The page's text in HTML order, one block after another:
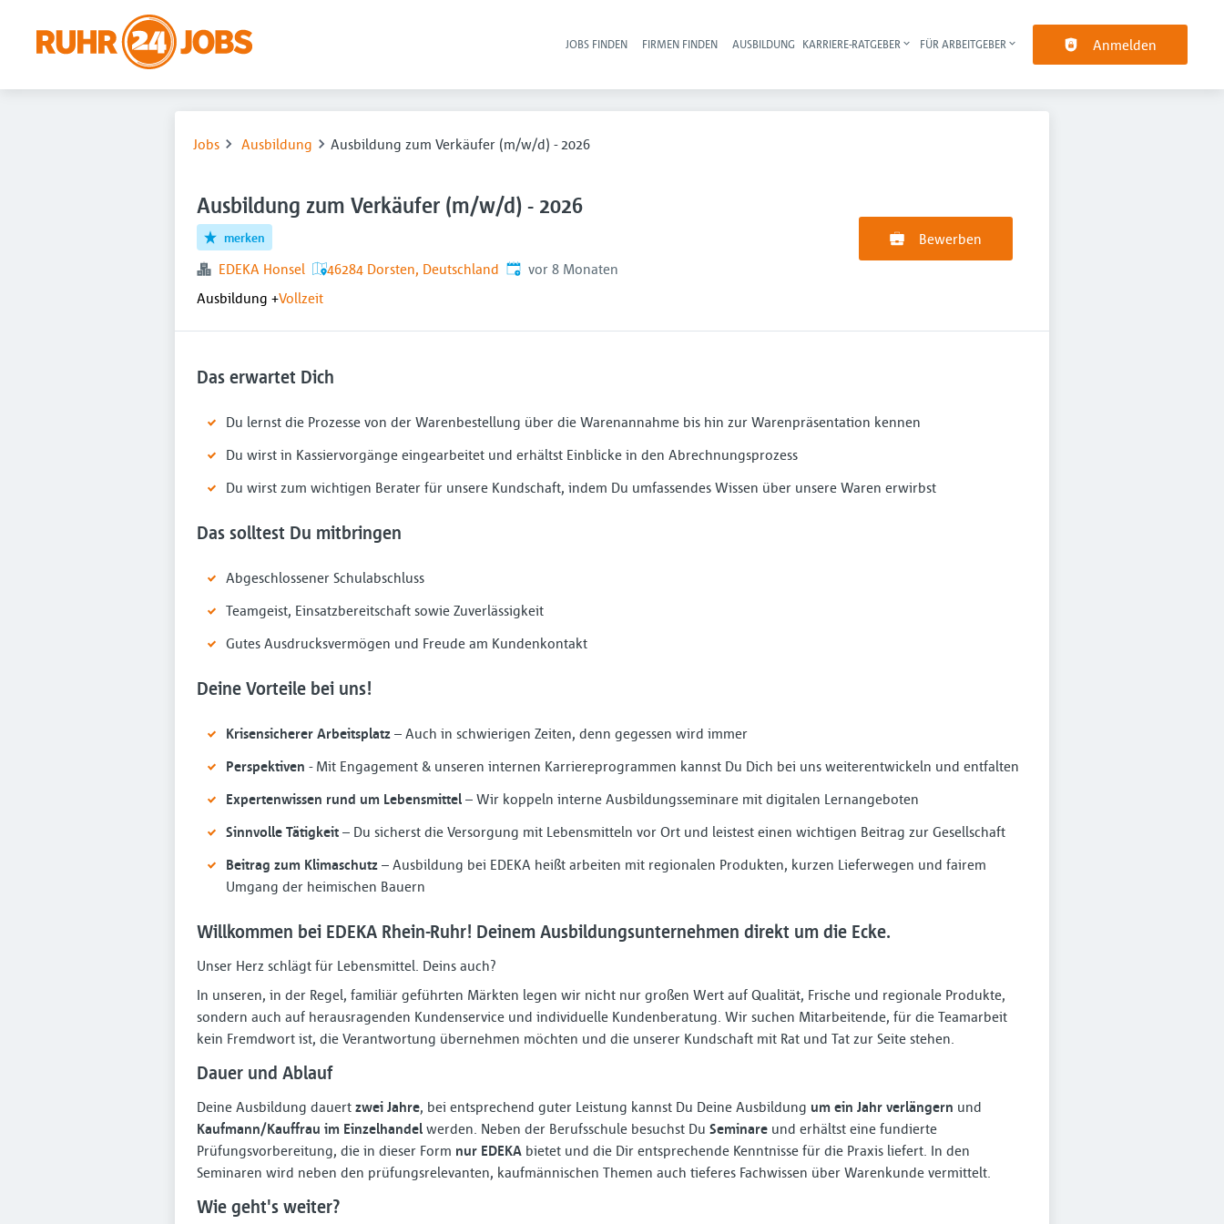
Haupt-Navigation
JOBS FINDEN FIRMEN FINDEN AUSBILDUNG KARRIERE-RATGEBER FÜR ARBEITGEBER Anmelden
Jobs Ausbildung Ausbildung zum Verkäufer (m/w/d) - 2026
Ausbildung zum Verkäufer (m/w/d) - 2026
merken
EDEKA Honsel 46284 Dorsten, Deutschland Veröffentlicht:
vor 8 Monaten
Ausbildung +Vollzeit
Bewerben
Das erwartet Dich
Du lernst die Prozesse von der Warenbestellung über die Warenannahme bis hin zur Warenpräsentation kennen
Du wirst in Kassiervorgänge eingearbeitet und erhältst Einblicke in den Abrechnungsprozess
Du wirst zum wichtigen Berater für unsere Kundschaft, indem Du umfassendes Wissen über unsere Waren erwirbst
Das solltest Du mitbringen
Abgeschlossener Schulabschluss
Teamgeist, Einsatzbereitschaft sowie Zuverlässigkeit
Gutes Ausdrucksvermögen und Freude am Kundenkontakt
Deine Vorteile bei uns!
Krisensicherer Arbeitsplatz – Auch in schwierigen Zeiten, denn gegessen wird immer
Perspektiven - Mit Engagement & unseren internen Karriereprogrammen kannst Du Dich bei uns weiterentwickeln und entfalten
Expertenwissen rund um Lebensmittel – Wir koppeln interne Ausbildungsseminare mit digitalen Lernangeboten
Sinnvolle Tätigkeit – Du sicherst die Versorgung mit Lebensmitteln vor Ort und leistest einen wichtigen Beitrag zur Gesellschaft
Beitrag zum Klimaschutz – Ausbildung bei EDEKA heißt arbeiten mit regionalen Produkten, kurzen Lieferwegen und fairem
Umgang der heimischen Bauern
Willkommen bei EDEKA Rhein-Ruhr! Deinem Ausbildungsunternehmen direkt um die Ecke.
Unser Herz schlägt für Lebensmittel. Deins auch?
In unseren, in der Regel, familiär geführten Märkten legen wir nicht nur großen Wert auf Qualität, Frische und regionale Produkte,
sondern auch auf herausragenden Kundenservice und individuelle Kundenberatung. Wir suchen Mitarbeitende, für die Teamarbeit
kein Fremdwort ist, die Verantwortung übernehmen möchten und die unserer Kundschaft mit Rat und Tat zur Seite stehen.
Dauer und Ablauf
Deine Ausbildung dauert zwei Jahre, bei entsprechend guter Leistung kannst Du Deine Ausbildung um ein Jahr verlängern und
Kaufmann/Kauffrau im Einzelhandel werden. Neben der Berufsschule besuchst Du Seminare und erhältst eine fundierte
Prüfungsvorbereitung, die in dieser Form nur EDEKA bietet und die Dir entsprechende Kenntnisse für die Praxis liefert. In den
Seminaren wird neben den prüfungsrelevanten, kaufmännischen Themen auch tieferes Fachwissen über Warenkunde vermittelt.
Wie geht's weiter?